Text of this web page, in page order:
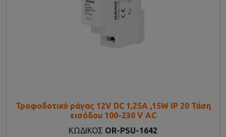
Τροφοδοτικό ράγας 12V DC 1,25A ,15W IP 20 Τάση
εισόδου 100-230 V AC
ΚΩΔΙΚΟΣ OR-PSU-1642